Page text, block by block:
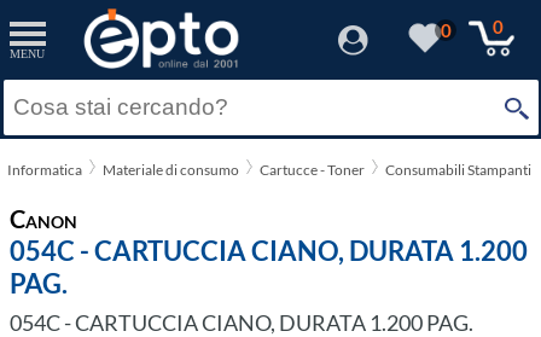
MENU
0 0
Informatica Materiale di consumo Cartucce - Toner Consumabili Stampanti
Canon
054C - CARTUCCIA CIANO, DURATA 1.200
PAG.
054C - CARTUCCIA CIANO, DURATA 1.200 PAG.